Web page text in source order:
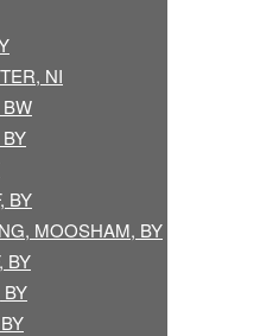
NI
BY
MOOSHAM, BY
BY